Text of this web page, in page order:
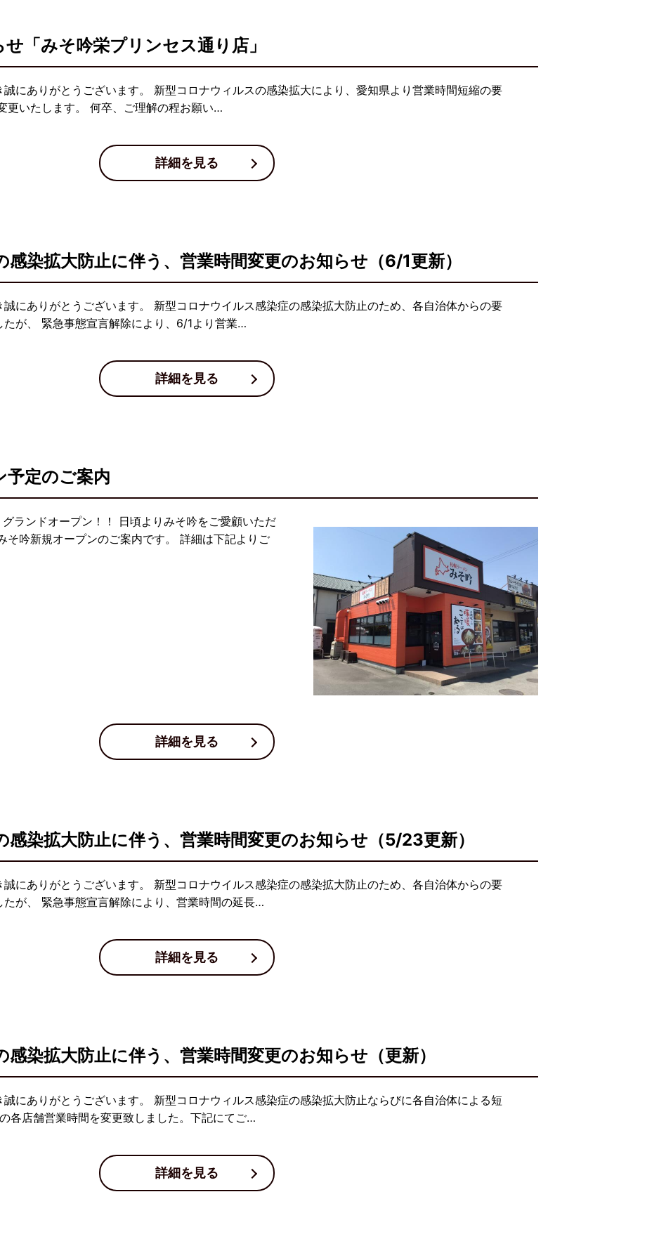
「みそ吟栄プリンセス通り店」
にありがとうございます。 新型コロナウィルスの感染拡大により、愛知県より営業時間短縮の要
更いたします。 何卒、ご理解の程お願い…
詳細を見る
染拡大防止に伴う、営業時間変更のお知らせ（6/1更新）
にありがとうございます。 新型コロナウイルス感染症の感染拡大防止のため、各自治体からの要
が、 緊急事態宣言解除により、6/1より営業…
詳細を見る
定のご案内
ンドオープン！！ 日頃よりみそ吟をご愛顧いただ
そ吟新規オープンのご案内です。 詳細は下記よりご
詳細を見る
染拡大防止に伴う、営業時間変更のお知らせ（5/23更新）
にありがとうございます。 新型コロナウイルス感染症の感染拡大防止のため、各自治体からの要
が、 緊急事態宣言解除により、営業時間の延長…
詳細を見る
染拡大防止に伴う、営業時間変更のお知らせ（更新）
にありがとうございます。 新型コロナウィルス感染症の感染拡大防止ならびに各自治体による短
各店舗営業時間を変更致しました。下記にてご…
詳細を見る